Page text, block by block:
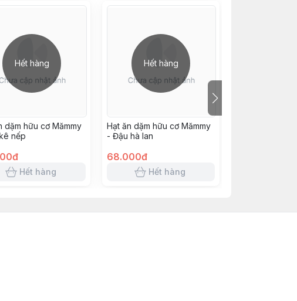
Hết hàng
dặm hữu cơ Mămmy
nếp
Hết hàng
Hết hàng
Hạt ăn dặm hữu cơ Mămmy
- Đậu hà lan
68.000đ
Hết hàng